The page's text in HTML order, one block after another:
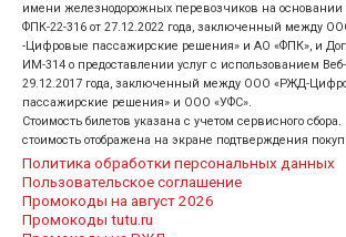
имени железнодорожных перевозчиков на основании
ФПК-22-316 от 27.12.2022 года, заключенный между
-Цифровые пассажирские решения» и АО «ФПК», и
ИМ-314 о предоставлении услуг с использованием
29.12.2017 года, заключенный между ООО «РЖД-
пассажирские решения» и ООО «УФС».
Стоимость билетов указана с учетом сервисного сбора.
стоимость отображена на экране подтверждения
Политика обработки персональных данных
Пользовательское соглашение
Промокоды на август 2026
Промокоды tutu.ru